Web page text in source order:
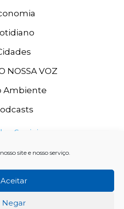
site e nosso serviço.
Aceitar
Negar
NOSSA VOZ
Ambiente
Sociais